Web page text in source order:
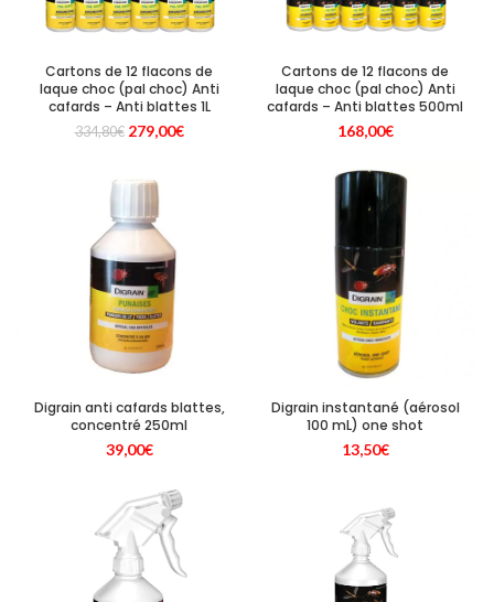
Cartons de 12 flacons de
laque choc (pal choc) Anti
cafards – Anti blattes 1L
334,80€ Le
était :
279,00€Le
Cartons de 12 flacons de
laque choc (pal choc) Anti
cafards – Anti blattes 500ml
168,00€
Digrain anti cafards blattes,
concentré 250ml
39,00€
Digrain instantané (aérosol
100 mL) one shot
13,50€